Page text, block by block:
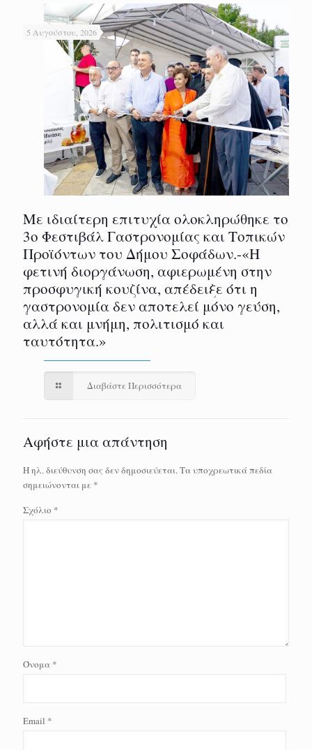
5 Αυγούστου, 2026
Με ιδιαίτερη επιτυχία ολοκληρώθηκε το
3ο Φεστιβάλ Γαστρονομίας και Τοπικών
Προϊόντων του Δήμου Σοφάδων.-«Η
φετινή διοργάνωση, αφιερωμένη στην
προσφυγική κουζίνα, απέδειξε ότι η
γαστρονομία δεν αποτελεί μόνο γεύση,
αλλά και μνήμη, πολιτισμό και
ταυτότητα.»
Διαβάστε Περισσότερα
Αφήστε μια απάντηση
Η ηλ. διεύθυνση σας δεν δημοσιεύεται.Τα υποχρεωτικά πεδία
σημειώνονται με *
Σχόλιο *
Όνομα *
Email *